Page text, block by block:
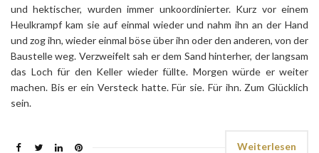
und hektischer, wurden immer unkoordinierter. Kurz vor einem
Heulkrampf kam sie auf einmal wieder und nahm ihn an der Hand
und zog ihn, wieder einmal böse über ihn oder den anderen, von der
Baustelle weg. Verzweifelt sah er dem Sand hinterher, der langsam
das Loch für den Keller wieder füllte. Morgen würde er weiter
machen. Bis er ein Versteck hatte. Für sie. Für ihn. Zum Glücklich
sein.
Weiterlesen